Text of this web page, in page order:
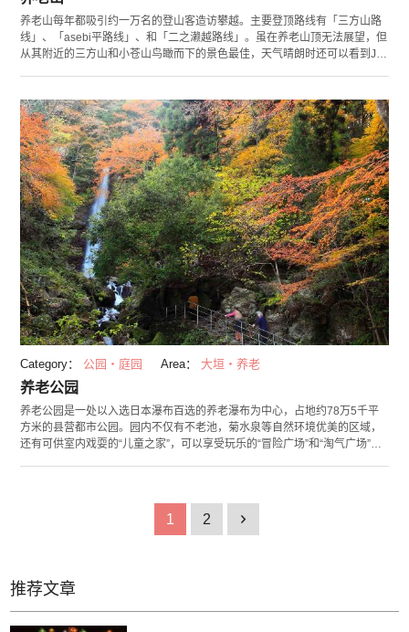
养老山每年都吸引约一万名的登山客造访攀越。主要登顶路线有「三方山路
线」、「asebi平路线」、和「二之濑越路线」。虽在养老山顶无法展望，但
从其附近的三方山和小苍山鸟瞰而下的景色最佳，天气晴朗时还可以看到JR
老传说而赫赫有名的养老瀑布，悠闲地游览，或许会更添些游览的趣味呢。
Category： 公园・庭园 Area： 大垣・养老
养老公园
养老公园是一处以入选日本瀑布百选的养老瀑布为中心，占地约78万5千平
方米的县营都市公园。园内不仅有不老池，菊水泉等自然环境优美的区域，
还有可供室内戏耍的“儿童之家”，可以享受玩乐的“冒险广场”和“淘气广场”，
圆区域聚集。还有一处需要挑战者保持平衡并摆出各式各样的动作的“养老反
1 2 1
推荐文章